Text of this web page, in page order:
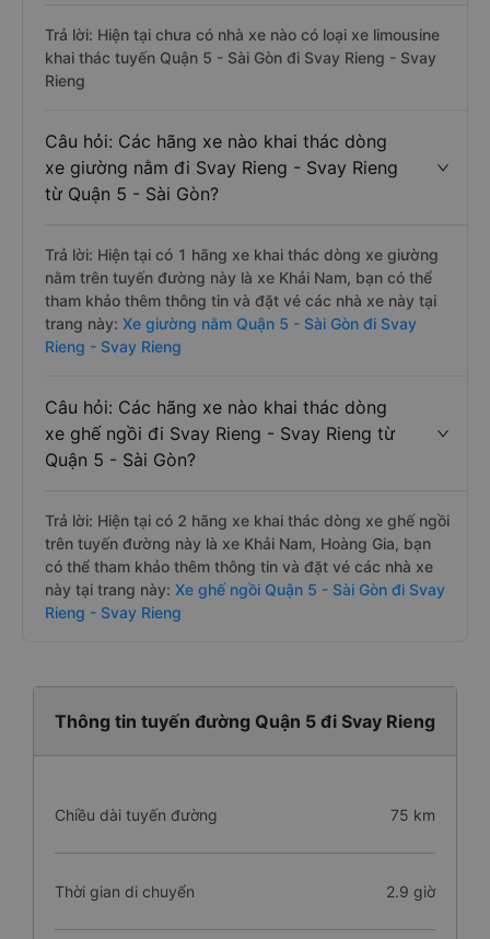
Trả lời: Hiện tại chưa có nhà xe nào có loại xe limousine
khai thác tuyến Quận 5 - Sài Gòn đi Svay Rieng - Svay
Rieng
Câu hỏi: Các hãng xe nào khai thác dòng
xe giường nằm đi Svay Rieng - Svay Rieng
từ Quận 5 - Sài Gòn?
Trả lời: Hiện tại có 1 hãng xe khai thác dòng xe giường
nằm trên tuyến đường này là xe Khải Nam, bạn có thể
tham khảo thêm thông tin và đặt vé các nhà xe này tại
trang này: Xe giường nằm Quận 5 - Sài Gòn đi Svay
Rieng - Svay Rieng
Câu hỏi: Các hãng xe nào khai thác dòng
xe ghế ngồi đi Svay Rieng - Svay Rieng từ
Quận 5 - Sài Gòn?
Trả lời: Hiện tại có 2 hãng xe khai thác dòng xe ghế ngồi
trên tuyến đường này là xe Khải Nam, Hoàng Gia, bạn
có thể tham khảo thêm thông tin và đặt vé các nhà xe
này tại trang này: Xe ghế ngồi Quận 5 - Sài Gòn đi Svay
Rieng - Svay Rieng
Thông tin tuyến đường Quận 5 đi Svay Rieng
Chiều dài tuyến đường 75 km
Thời gian di chuyển 2.9 giờ